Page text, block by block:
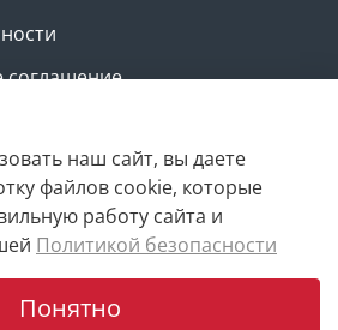
соглашение
2026
наш сайт, вы даете
файлов cookie, которые
работу сайта и
Политикой безопасности
Понятно